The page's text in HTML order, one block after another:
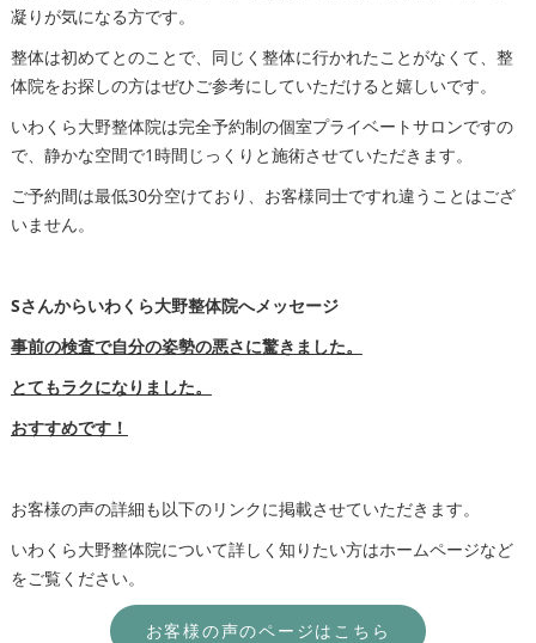
凝りが気になる方です。
整体は初めてとのことで、同じく整体に行かれたことがなくて、整
体院をお探しの方はぜひご参考にしていただけると嬉しいです。
いわくら大野整体院は完全予約制の個室プライベートサロンですの
で、静かな空間で1時間じっくりと施術させていただきます。
ご予約間は最低30分空けており、お客様同士ですれ違うことはござ
いません。
Sさんからいわくら大野整体院へメッセージ
事前の検査で自分の姿勢の悪さに驚きました。
とてもラクになりました。
おすすめです！
お客様の声の詳細も以下のリンクに掲載させていただきます。
いわくら大野整体院について詳しく知りたい方はホームページなど
をご覧ください。
お客様の声のページはこちら